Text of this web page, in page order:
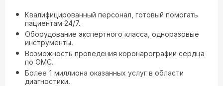
Квалифицированный персонал, готовый помогать
пациентам 24/7.
Оборудование экспертного класса, одноразовые
инструменты.
Возможность проведения коронарографии сердца
по ОМС.
Более 1 миллиона оказанных услуг в области
диагностики.